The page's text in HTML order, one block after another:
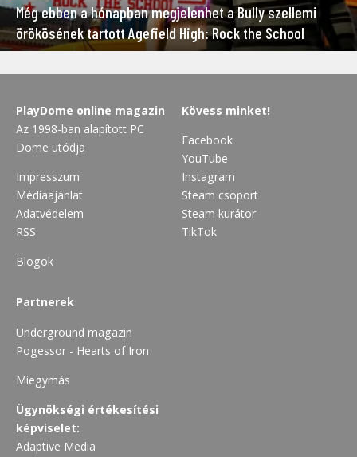
Még ebben a hónapban megjelenhet a Bully szellemi
örökösének tartott Agefield High: Rock the School
PlayDome online magazin
Az 1998-ban alapított PC
Dome utódja
Impresszum
Médiaajánlat
Adatvédelem
RSS
Blogok
Kövess minket!
Facebook
YouTube
Instagram
Steam csoport
Steam kurátor
TikTok
Partnerek
Underground magazin
Pogessor - Hearts of Iron
Miegymás
Ügynökségi értékesítési
képviselet:
Adaptive Media